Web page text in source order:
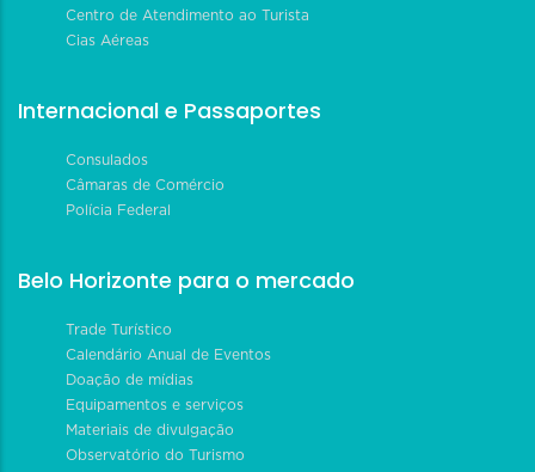
Centro de Atendimento ao Turista
Cias Aéreas
Internacional e Passaportes
Consulados
Câmaras de Comércio
Polícia Federal
Belo Horizonte para o mercado
Trade Turístico
Calendário Anual de Eventos
Doação de mídias
Equipamentos e serviços
Materiais de divulgação
Observatório do Turismo